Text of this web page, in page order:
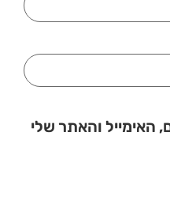
האימייל והאתר שלי